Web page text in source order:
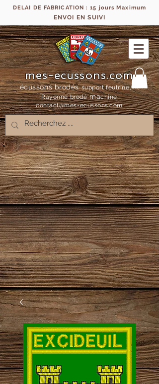
DELAI DE FABRICATION : 15 jours Maximum
ENVOI EN SUIVI
mes-ecussons.com
écussons brodés support feutrine, fil
Rayonne brodémachine
contact@mes-ecussons.com